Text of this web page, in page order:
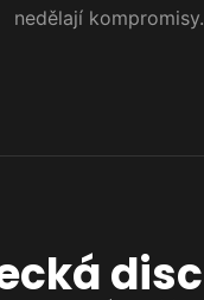
nedělají kompromisy.